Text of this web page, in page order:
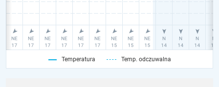
Temperatura Temp. odczuwalna